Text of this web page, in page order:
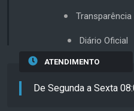
Transparência
Diário Oficial
ATENDIMENTO
De Segunda a Sexta